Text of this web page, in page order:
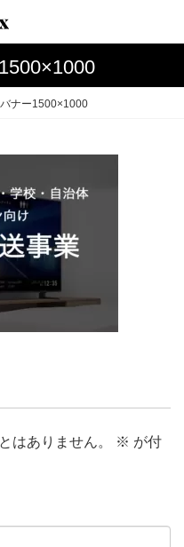
ナー1500×1000
はありません。 ※ が付